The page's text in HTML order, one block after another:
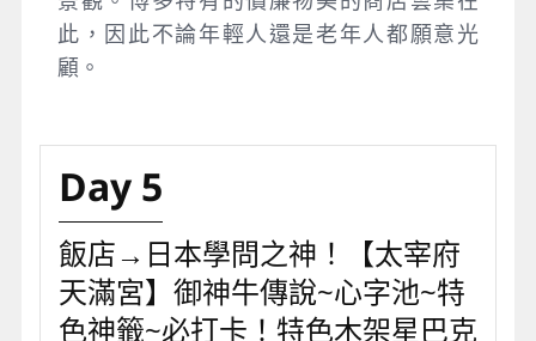
此，因此不論年輕人還是老年人都願意光
顧。
Day 5
飯店→日本學問之神！【太宰府
天滿宮】御神牛傳說~心字池~特
色神籤~必打卡！特色木架星巴克